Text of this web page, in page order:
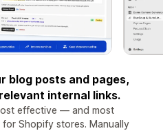
blog posts and pages,
internal links.
effective — and most
Shopify stores. Manually